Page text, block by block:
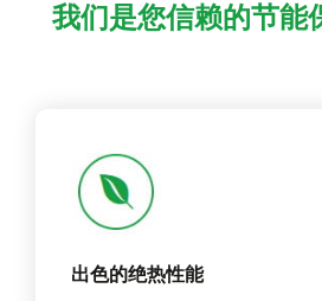
我们是您信赖的节能
出色的绝热性能